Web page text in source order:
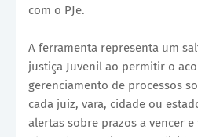
com o PJe.
A ferramenta representa um
justiça Juvenil ao permitir o
gerenciamento de processos
cada juiz, vara, cidade ou
alertas sobre prazos a vencer